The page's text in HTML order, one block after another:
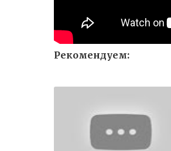
Рекомендуем: